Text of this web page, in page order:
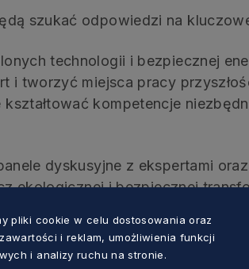
szukać odpowiedzi na
technologii i bezpiecznej
i tworzyć miejsca pracy
kompetencje
dyskusyjne z ekspertami
ekologicznej i bezpiecznej
inspiracji i budowania
i zrównoważonej
pliki cookie w celu dostosowania oraz
i reklam, umożliwienia funkcji
i analizy ruchu na stronie.